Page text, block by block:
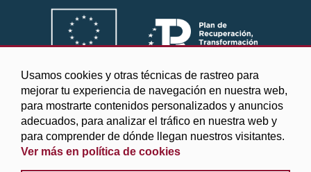
Usamos cookies y otras técnicas de rastreo para
mejorar tu experiencia de navegación en nuestra web,
para mostrarte contenidos personalizados y anuncios
adecuados, para analizar el tráfico en nuestra web y
para comprender de dónde llegan nuestros visitantes.
Ver más en política de cookies